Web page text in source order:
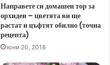
Направете си домашен тор за
орхидеи – цветята ви ще
растат и цъфтят обилно (точна
рецепта)
юни 20, 2018